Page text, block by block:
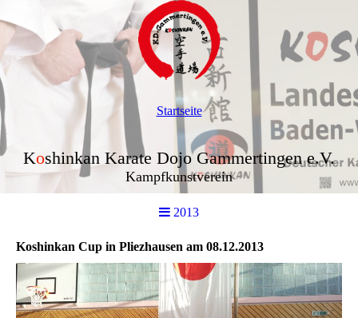
Startseite
Koshinkan Karate Dojo Gammertingen e.V.
Kampfkunstverein
2013
Koshinkan Cup in Pliezhausen am 08.12.2013